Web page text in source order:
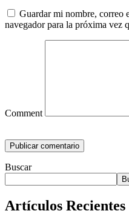
Guardar mi nombre, correo
navegador para la próxima vez
Comment
Buscar
Artículos Recientes